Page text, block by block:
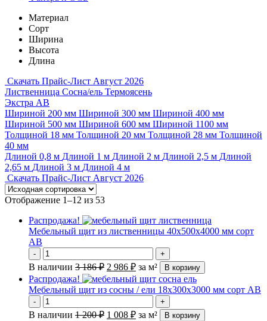
Материал
Сорт
Ширина
Высота
Длина
Скачать Прайс-Лист Август 2026
Лиственница Сосна/ель Термоясень
Экстра АВ
Шириной 200 мм Шириной 300 мм Шириной 400 мм
Шириной 500 мм Шириной 600 мм Шириной 1100 мм
Толщиной 18 мм Толщиной 20 мм Толщиной 28 мм Толщиной
40 мм
Длиной 0,8 м Длиной 1 м Длиной 2 м Длиной 2,5 м Длиной
2,65 м Длиной 3 м Длиной 4 м
Скачать Прайс-Лист Август 2026
Отображение 1–12 из 53
Распродажа!
Мебельный щит из лиственницы 40х500х4000 мм сорт
АВ
- +
В наличии 3 186₽ 2 986 ₽ за м² В корзину
Распродажа!
Мебельный щит из сосны / ели 18х300х3000 мм сорт АВ
- +
В наличии 1 200₽ 1 008 ₽ за м² В корзину